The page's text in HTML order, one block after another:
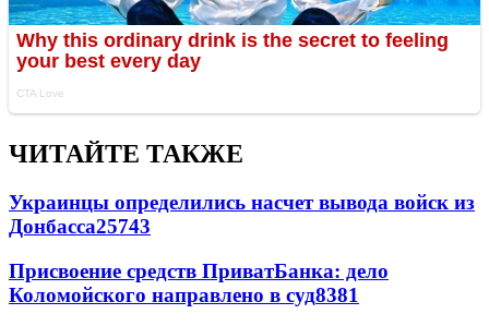
ЧИТАЙТЕ ТАКЖЕ
Украинцы определились насчет вывода войск из
Донбасса25743
Присвоение средств ПриватБанка: дело
Коломойского направлено в суд8381